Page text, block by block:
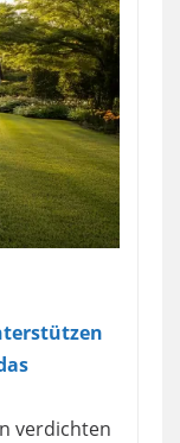
verdichten